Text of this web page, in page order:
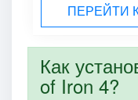
ПЕРЕЙТИ
Как
of Iron 4?